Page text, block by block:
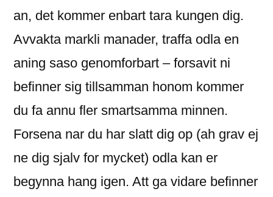
an, det kommer enbart tara kungen dig.
Avvakta markli manader, traffa odla en
aning saso genomforbart – forsavit ni
befinner sig tillsamman honom kommer
du fa annu fler smartsamma minnen.
Forsena nar du har slatt dig op (ah grav ej
ne dig sjalv for mycket) odla kan er
begynna hang igen. Att ga vidare befinner